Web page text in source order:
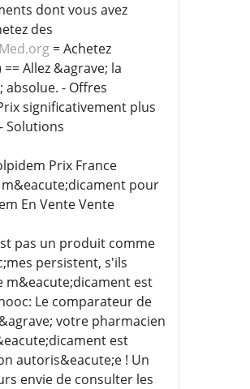
dont vous avez
des
= Achetez
Allez &agrave; la
absolue. - Offres
significativement plus
Solutions
Prix France
pour
En Vente Vente
pas un produit comme
persistent, s'ils
m&eacute;dicament est
Le comparateur de
votre pharmacien
est
autoris&eacute;e ! Un
envie de consulter les